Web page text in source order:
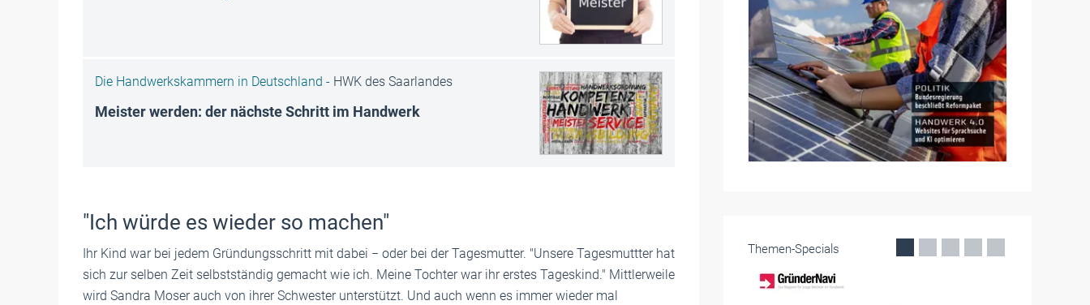
Die Handwerkskammern in Deutschland - HWK des Saarlandes
Meister werden: der nächste Schritt im Handwerk
"Ich würde es wieder so machen"
Ihr Kind war bei jedem Gründungsschritt mit dabei − oder bei der Tagesmutter. "Unsere Tagesmuttter hat
sich zur selben Zeit selbstständig gemacht wie ich. Meine Tochter war ihr erstes Tageskind." Mittlerweile
wird Sandra Moser auch von ihrer Schwester unterstützt. Und auch wenn es immer wieder mal
Themen-Specials